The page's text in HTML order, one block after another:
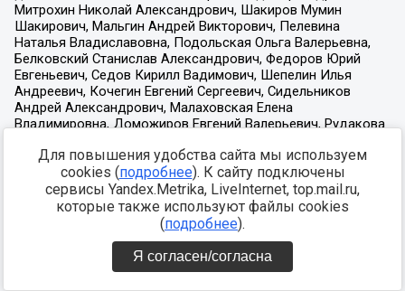
Для повышения удобства сайта мы используем
cookies (подробнее). К сайту подключены
сервисы Yandex.Metrika, LiveInternet, top.mail.ru,
которые также используют файлы cookies
(подробнее).
Я согласен/согласна